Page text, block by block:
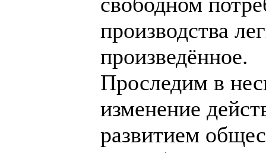
производства
произведённое.
Проследим в
изменение
развитием